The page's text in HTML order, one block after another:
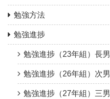
勉強方法
勉強進捗
勉強進捗（23年組）長男
勉強進捗（26年組）次男
勉強進捗（27年組）三男